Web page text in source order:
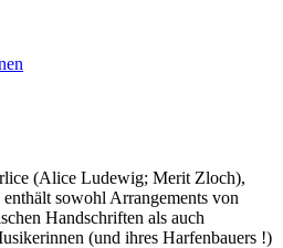
(Alice Ludewig; Merit Zloch),
sowohl Arrangements von
Handschriften als auch
(und ihres Harfenbauers !)